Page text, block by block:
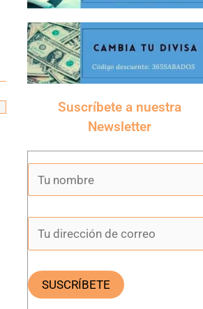
Suscríbete a nuestra
Newsletter